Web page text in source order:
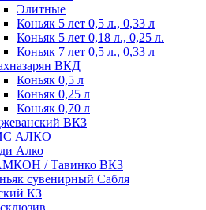
Элитные
Коньяк 5 лет 0,5 л., 0,33 л
Коньяк 5 лет 0,18 л., 0,25 л.
Коньяк 7 лет 0,5 л., 0,33 л
ВКД
Коньяк 0,5 л
Коньяк 0,25 л
Коньяк 0,70 л
ВКЗ
АЛКО
Алко
/ Тавинко ВКЗ
сувенирный Сабля
КЗ